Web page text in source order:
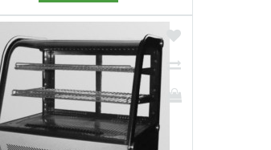
ПРОСМОТРЕТЬ